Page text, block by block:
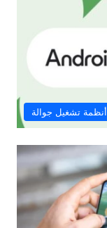
أنظمة تشغيل جوالة